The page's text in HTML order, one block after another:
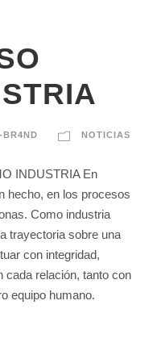
BR4ND NOTICIAS
INDUSTRIA En
hecho, en los procesos
Como industria
trayectoria sobre una
con integridad,
cada relación, tanto con
equipo humano.